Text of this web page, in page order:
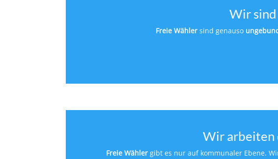
Wir
Freie Wählersind genauso
Wir arbeiten
Freie Wähler gibt es nur auf kommunaler Ebene.